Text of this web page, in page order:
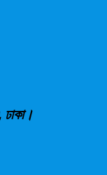
ঢাকা।